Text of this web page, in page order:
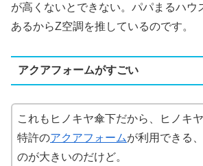
が高くないとできない。パパまるハウ
あるからZ空調を推しているのです。
アクアフォームがすごい
これもヒノキヤ傘下だから、ヒノキ
特許のアクアフォームが利用できる
のが大きいのだけど。